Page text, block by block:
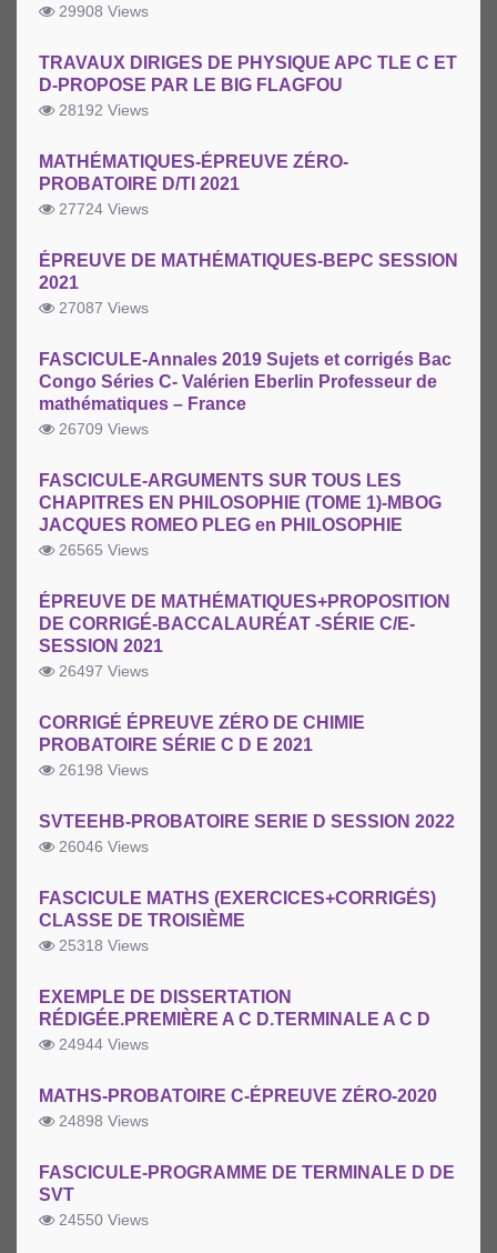
29908 Views
TRAVAUX DIRIGES DE PHYSIQUE APC TLE C ET
D-PROPOSE PAR LE BIG FLAGFOU
28192 Views
MATHÉMATIQUES-ÉPREUVE ZÉRO-
PROBATOIRE D/TI 2021
27724 Views
ÉPREUVE DE MATHÉMATIQUES-BEPC SESSION
2021
27087 Views
FASCICULE-Annales 2019 Sujets et corrigés Bac
Congo Séries C- Valérien Eberlin Professeur de
mathématiques – France
26709 Views
FASCICULE-ARGUMENTS SUR TOUS LES
CHAPITRES EN PHILOSOPHIE (TOME 1)-MBOG
JACQUES ROMEO PLEG en PHILOSOPHIE
26565 Views
ÉPREUVE DE MATHÉMATIQUES+PROPOSITION
DE CORRIGÉ-BACCALAURÉAT -SÉRIE C/E-
SESSION 2021
26497 Views
CORRIGÉ ÉPREUVE ZÉRO DE CHIMIE
PROBATOIRE SÉRIE C D E 2021
26198 Views
SVTEEHB-PROBATOIRE SERIE D SESSION 2022
26046 Views
FASCICULE MATHS (EXERCICES+CORRIGÉS)
CLASSE DE TROISIÈME
25318 Views
EXEMPLE DE DISSERTATION
RÉDIGÉE.PREMIÈRE A C D.TERMINALE A C D
24944 Views
MATHS-PROBATOIRE C-ÉPREUVE ZÉRO-2020
24898 Views
FASCICULE-PROGRAMME DE TERMINALE D DE
SVT
24550 Views